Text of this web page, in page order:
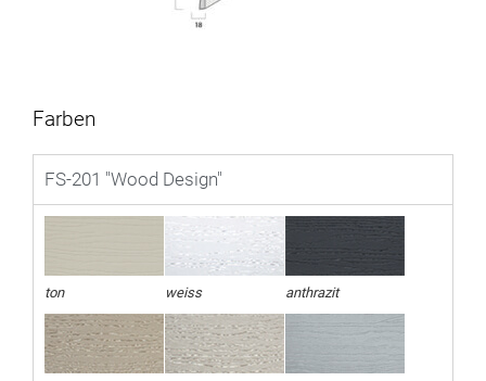
Farben
FS-201 "Wood Design"
ton weiss anthrazit